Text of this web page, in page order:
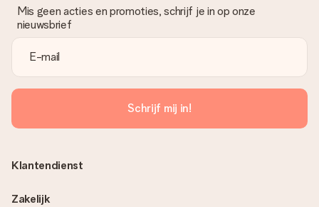
Mis geen acties en promoties, schrijf je in op onze
nieuwsbrief
Schrijf mij in!
Klantendienst
Zakelijk